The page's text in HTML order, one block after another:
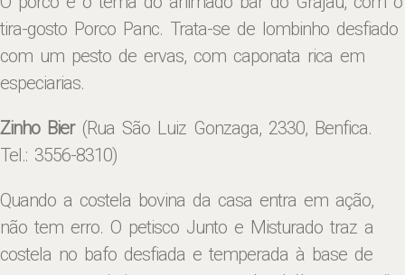
tira-gosto Porco Panc. Trata-se de lombinho desfiado
com um pesto de ervas, com caponata rica em
especiarias.
Zinho Bier(Rua São Luiz Gonzaga, 2330, Benfica.
Tel.: 3556-8310)
Quando a costela bovina da casa entra em ação,
não tem erro. O petisco Junto e Misturado traz a
costela no bafo desfiada e temperada à base de